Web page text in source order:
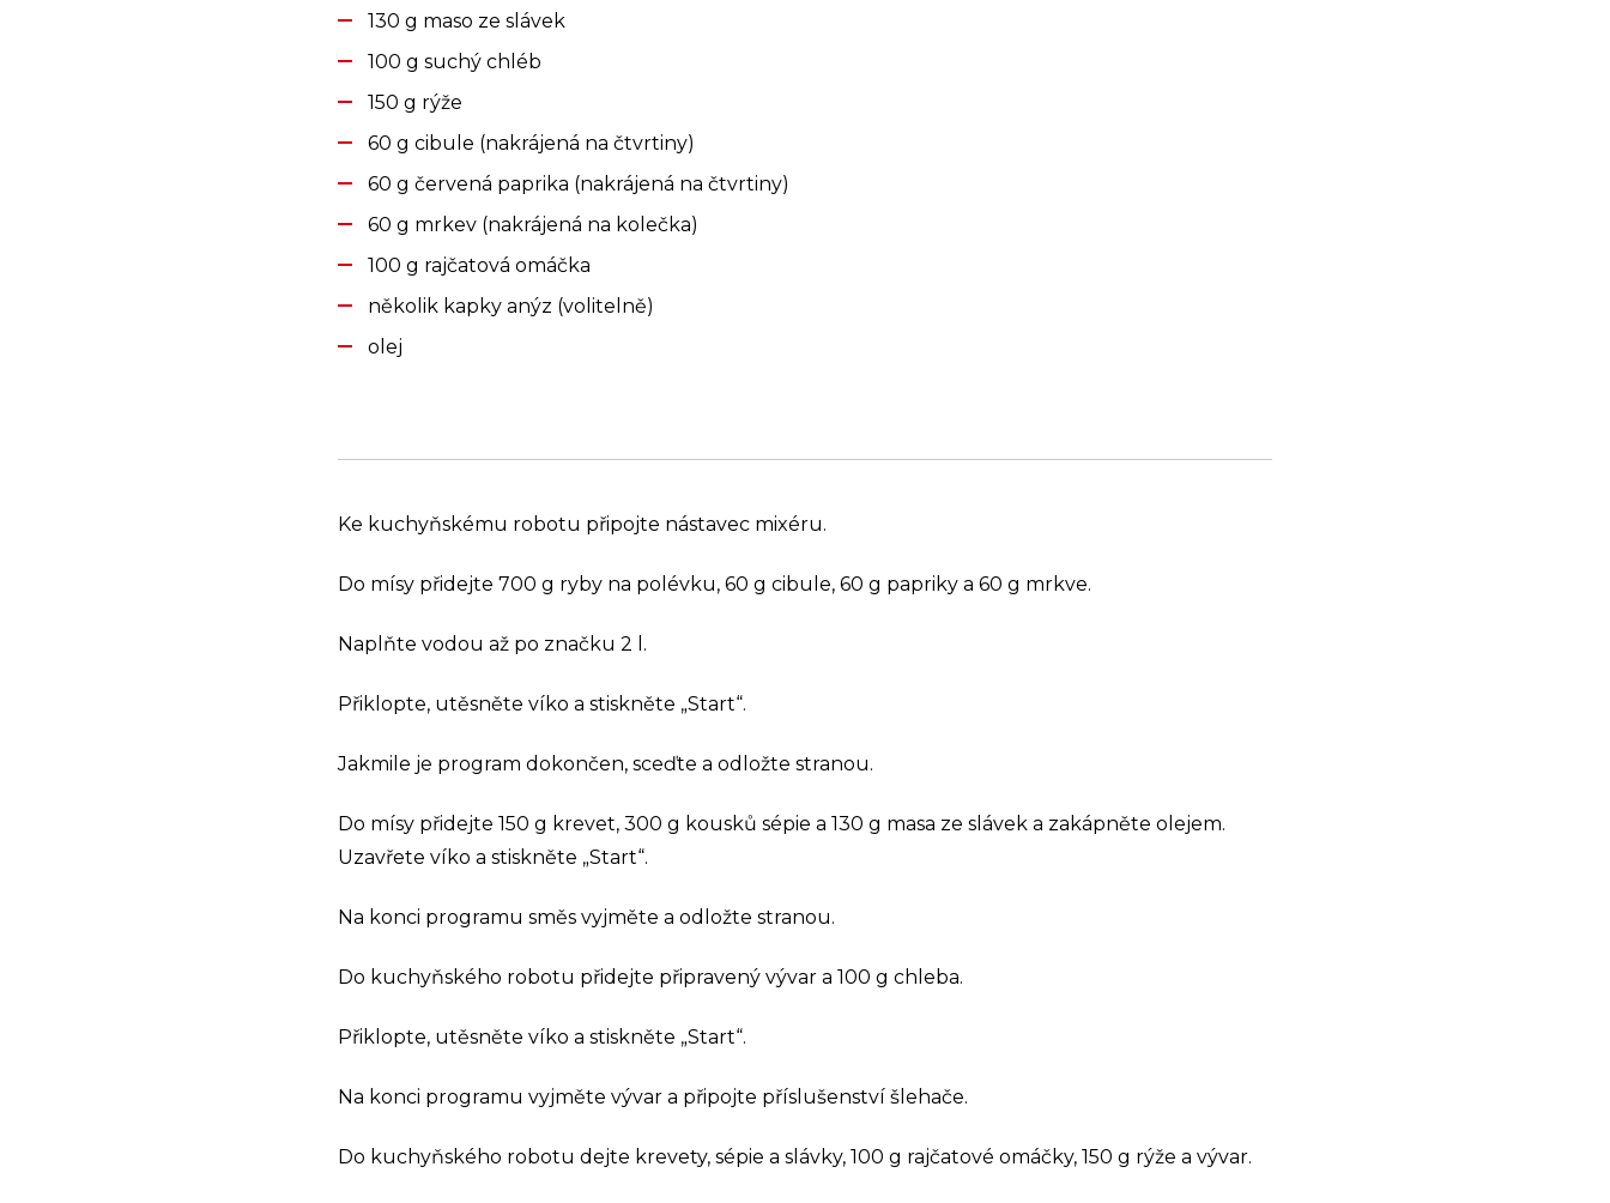
130 g maso ze slávek
100 g suchý chléb
150 g rýže
60 g cibule (nakrájená na čtvrtiny)
60 g červená paprika (nakrájená na čtvrtiny)
60 g mrkev (nakrájená na kolečka)
100 g rajčatová omáčka
několik kapky anýz (volitelně)
olej
Ke kuchyňskému robotu připojte nástavec mixéru.
Do mísy přidejte 700 g ryby na polévku, 60 g cibule, 60 g papriky a 60 g mrkve.
Naplňte vodou až po značku 2 l.
Přiklopte, utěsněte víko a stiskněte „Start“.
Jakmile je program dokončen, sceďte a odložte stranou.
Do mísy přidejte 150 g krevet, 300 g kousků sépie a 130 g masa ze slávek a zakápněte olejem.
Uzavřete víko a stiskněte „Start“.
Na konci programu směs vyjměte a odložte stranou.
Do kuchyňského robotu přidejte připravený vývar a 100 g chleba.
Přiklopte, utěsněte víko a stiskněte „Start“.
Na konci programu vyjměte vývar a připojte příslušenství šlehače.
Do kuchyňského robotu dejte krevety, sépie a slávky, 100 g rajčatové omáčky, 150 g rýže a vývar.